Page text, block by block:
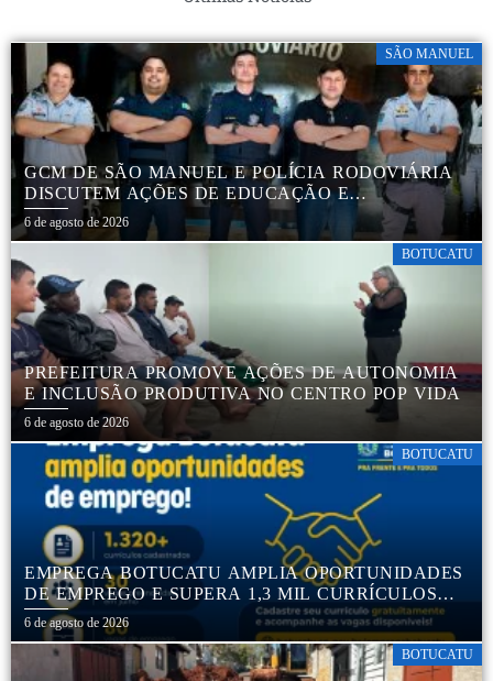
SÃO MANUEL
GCM DE SÃO MANUEL E POLÍCIA RODOVIÁRIA
DISCUTEM AÇÕES DE EDUCAÇÃO E
SEGURANÇA NO TRÂNSITO
6 de agosto de 2026
BOTUCATU
PREFEITURA PROMOVE AÇÕES DE AUTONOMIA
E INCLUSÃO PRODUTIVA NO CENTRO POP VIDA
6 de agosto de 2026
BOTUCATU
EMPREGA BOTUCATU AMPLIA OPORTUNIDADES
DE EMPREGO E SUPERA 1,3 MIL CURRÍCULOS
CADASTRADOS
6 de agosto de 2026
BOTUCATU